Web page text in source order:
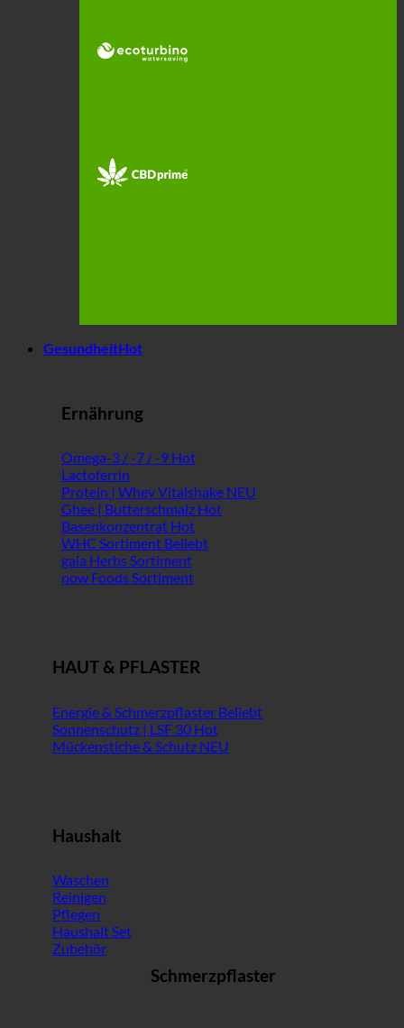
Gesundheit
Ernährung
Omega-3 / -7 / -9
Lactoferrin
Protein | Whey Vitalshake
Ghee | Butterschmalz
Basenkonzentrat
WHC Sortiment
gaia Herbs Sortiment
now Foods Sortiment
HAUT & PFLASTER
Energie & Schmerzpflaster
Sonnenschutz | LSF 30
Mückenstiche & Schutz
Haushalt
Waschen
Reinigen
Pflegen
Haushalt Set
Zubehör
Schmerzpflaster